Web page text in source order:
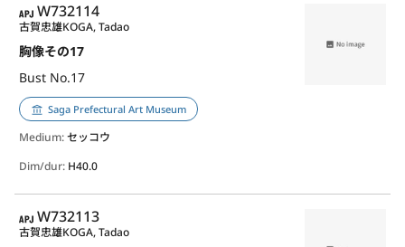
APJ
W732114
胸像その17
Bust No.17
古賀忠雄KOGA, Tadao
Saga Prefectural Art Museum
Medium:セッコウ
Dim/dur: H40.0
APJ
W732113
古賀忠雄KOGA, Tadao